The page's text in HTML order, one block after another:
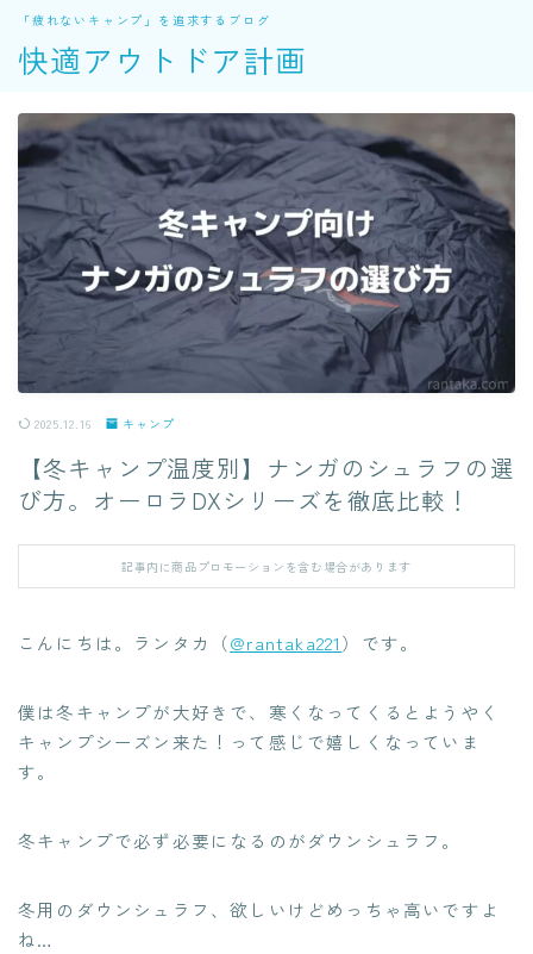
快適アウトドア計画
「疲れないキャンプ」を追求するブログ
2025.12.16 キャンプ
【冬キャンプ温度別】ナンガのシュラフの選
び方。オーロラDXシリーズを徹底比較！
記事内に商品プロモーションを含む場合があります
こんにちは。ランタカ（@rantaka221）です。
僕は冬キャンプが大好きで、寒くなってくるとようやく
キャンプシーズン来た！って感じで嬉しくなっていま
す。
冬キャンプで必ず必要になるのがダウンシュラフ。
冬用のダウンシュラフ、欲しいけどめっちゃ高いですよ
ね…